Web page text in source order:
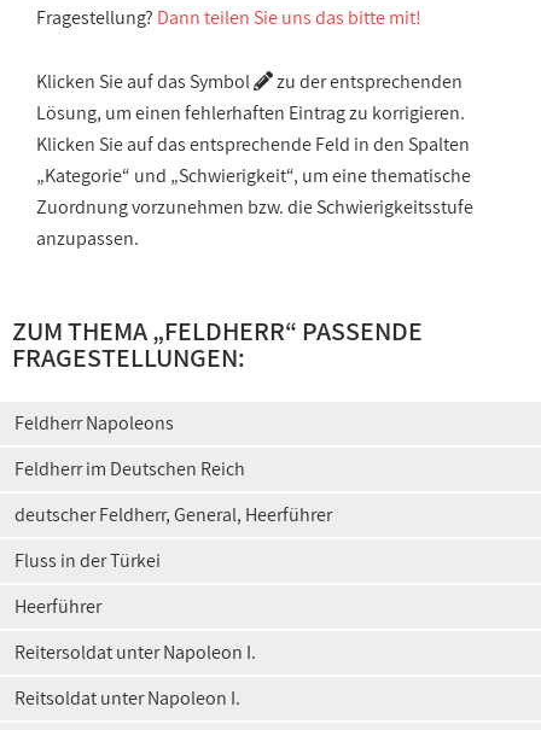
Fragestellung? Dann teilen Sie uns das bitte mit!
Klicken Sie auf das Symbol
zu der entsprechenden
Lösung, um einen fehlerhaften Eintrag zu korrigieren.
Klicken Sie auf das entsprechende Feld in den Spalten
„Kategorie“ und „Schwierigkeit“, um eine thematische
Zuordnung vorzunehmen bzw. die Schwierigkeitsstufe
anzupassen.
ZUM THEMA „FELDHERR“ PASSENDE
FRAGESTELLUNGEN:
Feldherr Napoleons
Feldherr im Deutschen Reich
deutscher Feldherr, General, Heerführer
Fluss in der Türkei
Heerführer
Reitersoldat unter Napoleon I.
Reitsoldat unter Napoleon I.